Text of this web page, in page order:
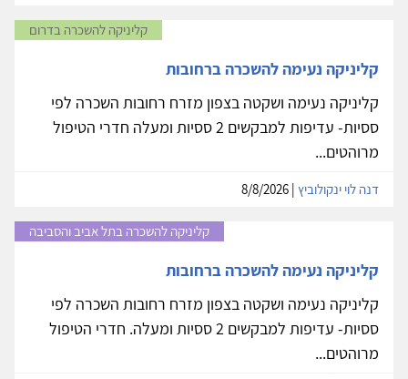
קליניקה להשכרה בדרום
קליניקה נעימה להשכרה ברחובות
קליניקה נעימה ושקטה בצפון מזרח רחובות השכרה לפי
ססיות- עדיפות למבקשים 2 ססיות ומעלה חדרי הטיפול
מרוהטים...
דנה לוי ינקולוביץ
קליניקה להשכרה בתל אביב והסביבה
קליניקה נעימה להשכרה ברחובות
קליניקה נעימה ושקטה בצפון מזרח רחובות השכרה לפי
ססיות- עדיפות למבקשים 2 ססיות ומעלה. חדרי הטיפול
מרוהטים...